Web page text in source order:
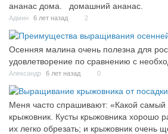
ананас дома. домашний ананас.
Админ 6 лет назад 2
Осенняя малина очень полезна для
удовлетворение по сравнению с
Александр 6 лет назад 0
Меня часто спрашивают: «Какой
крыжовник. Кусты крыжовника хорошо
их легко обрезать; и крыжовник очень